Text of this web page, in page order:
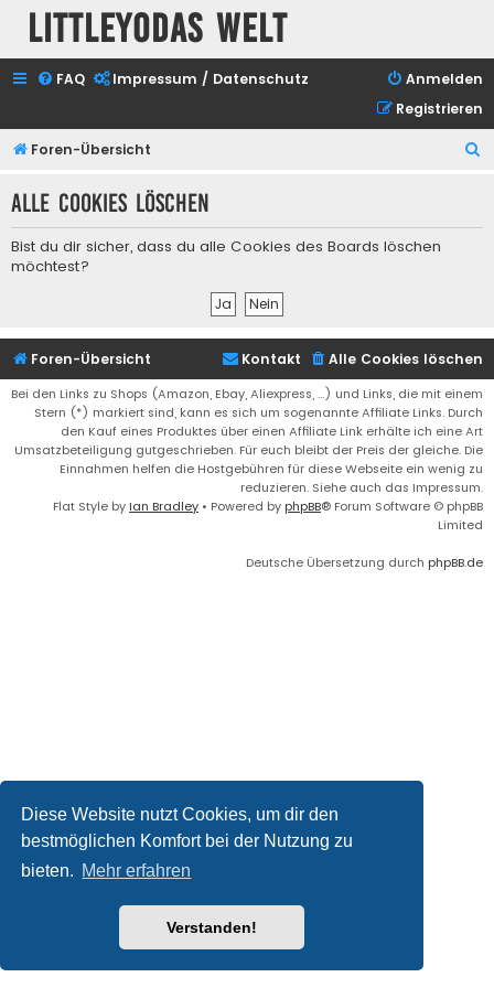
Diese Website nutzt Cookies, um dir den
bestmöglichen Komfort bei der Nutzung zu
bieten. Mehr erfahren
Verstanden!
Littleyodas Welt
FAQ Impressum / Datenschutz
Anmelden
Registrieren
Foren-Übersicht
h
Alle Cookies löschen
Bist du dir sicher, dass du alle Cookies des Boards löschen
möchtest?
Foren-Übersicht Alle Cookies löschen
Kontakt
Bei den Links zu Shops (Amazon, Ebay, Aliexpress, ...) und Links, die mit einem
Stern (*) markiert sind, kann es sich um sogenannte Affiliate Links. Durch
den Kauf eines Produktes über einen Affiliate Link erhälte ich eine Art
Umsatzbeteiligung gutgeschrieben. Für euch bleibt der Preis der gleiche. Die
Einnahmen helfen die Hostgebühren für diese Webseite ein wenig zu
reduzieren. Siehe auch das Impressum.
Flat Style by Ian Bradley • Powered by phpBB® Forum Software © phpBB
Limited
Deutsche Übersetzung durch phpBB.de